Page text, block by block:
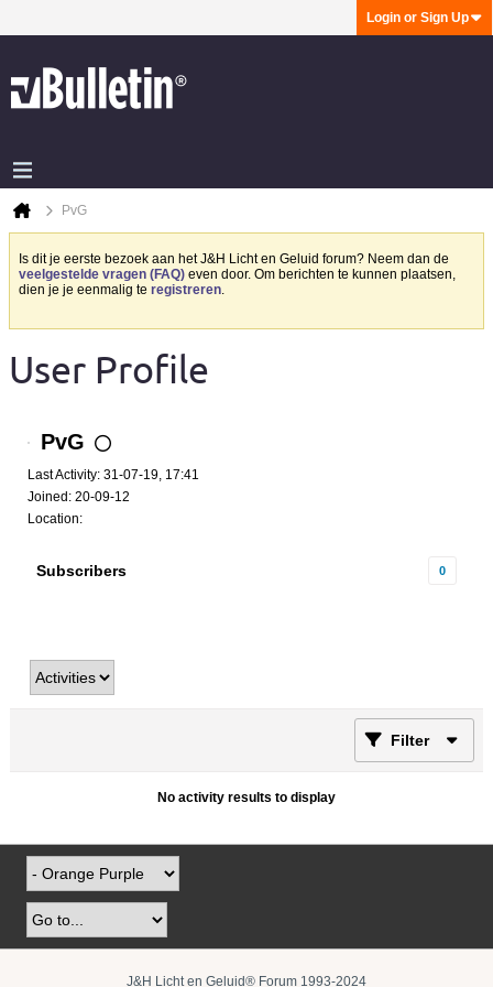
Login or Sign Up
PvG
Is dit je eerste bezoek aan het J&H Licht en Geluid forum? Neem dan de
veelgestelde vragen (FAQ) even door. Om berichten te kunnen plaatsen,
dien je je eenmalig te registreren.
User Profile
PvG
Last Activity: 31-07-19, 17:41
Joined: 20-09-12
Location:
Subscribers 0
Filter
No activity results to display
J&H Licht en Geluid® Forum 1993-2024